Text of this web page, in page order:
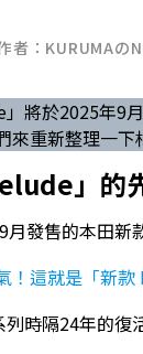
： KURUMAの
將於2025年9
來重新整理一下
」的
發售的本田新
！這就是「新
時隔24年的復